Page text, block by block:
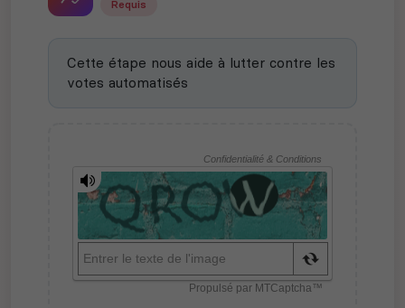
Requis
Cette étape nous aide à lutter contre les
votes automatisés